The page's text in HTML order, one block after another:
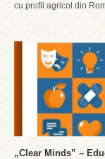
cu profil agricol din
„Clear Minds” –